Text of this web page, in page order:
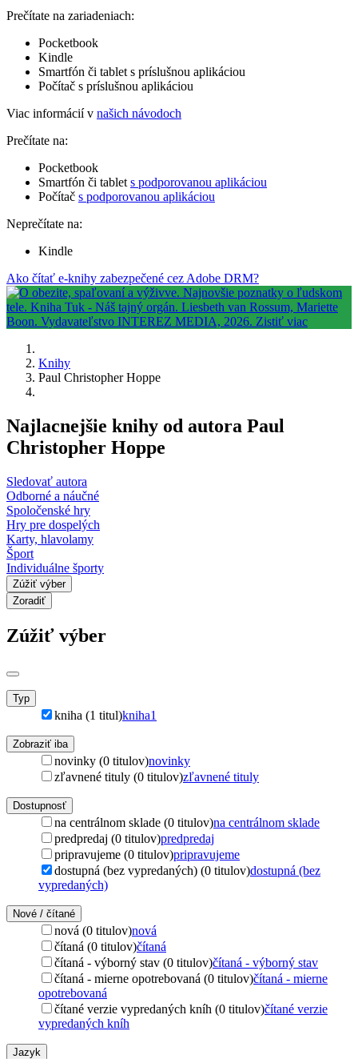
Prečítate na zariadeniach:
Pocketbook
Kindle
Smartfón či tablet s príslušnou aplikáciou
Počítač s príslušnou aplikáciou
Viac informácií v našich návodoch
Prečítate na:
Pocketbook
Smartfón či tablet s podporovanou aplikáciou
Počítač s podporovanou aplikáciou
Neprečítate na:
Kindle
Ako čítať e-knihy zabezpečené cez Adobe DRM?
Knihy
Paul Christopher Hoppe
Najlacnejšie knihy od autora Paul
Christopher Hoppe
Sledovať autora
Odborné a náučné
Spoločenské hry
Hry pre dospelých
Karty, hlavolamy
Šport
Individuálne športy
Zúžiť výber
Zoradiť
Zúžiť výber
Typ
kniha (1 titul)kniha1
Zobraziť iba
novinky (0 titulov)novinky
zľavnené tituly (0 titulov)zľavnené tituly
Dostupnosť
na centrálnom sklade (0 titulov)na centrálnom sklade
predpredaj (0 titulov)predpredaj
pripravujeme (0 titulov)pripravujeme
dostupná (bez vypredaných) (0 titulov)dostupná (bez
vypredaných)
Nové / čítané
nová (0 titulov)nová
čítaná (0 titulov)čítaná
čítaná - výborný stav (0 titulov)čítaná - výborný stav
čítaná - mierne opotrebovaná (0 titulov)čítaná - mierne
opotrebovaná
čítané verzie vypredaných kníh (0 titulov)čítané verzie
vypredaných kníh
Jazyk